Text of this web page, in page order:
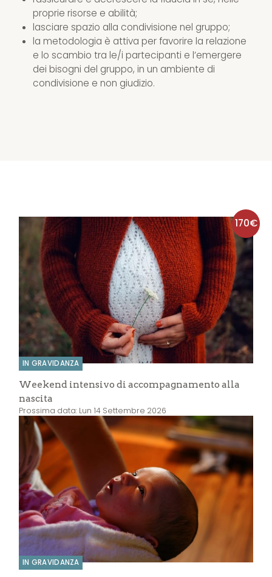
proprie risorse e abilità;
lasciare spazio alla condivisione nel gruppo;
la metodologia è attiva per favorire la relazione
e lo scambio tra le/i partecipanti e l’emergere
dei bisogni del gruppo, in un ambiente di
condivisione e non giudizio.
IN GRAVIDANZA
170€
Weekend intensivo di accompagnamento alla
nascita
Prossima data: Lun 14 Settembre 2026
IN GRAVIDANZA